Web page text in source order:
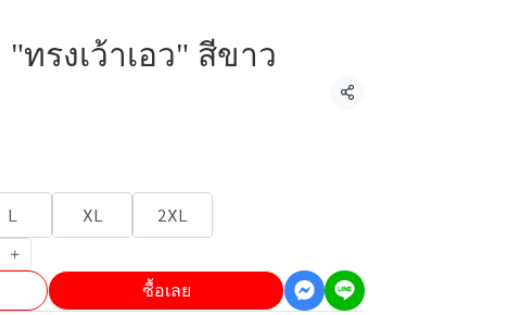
ทรงเว้าเอว" สีขาว
แชร์
L XL 2XL
ซื้อเลย